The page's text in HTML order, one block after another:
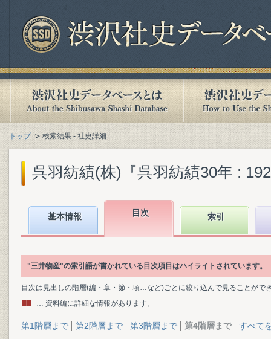
トップ 検索結果 - 社史詳細
呉羽紡績(株)『呉羽紡績30年 :
基本情報 目次 索引
"三井物産"の索引語が書かれている目次項目はハイライトされています。
目次は見出しの階層(編・章・節・項…など)ごとに絞り込んで見ることがで
… 資料編に詳細な情報があります。
第1階層まで 第2階層まで 第3階層まで 第4階層まで すべて